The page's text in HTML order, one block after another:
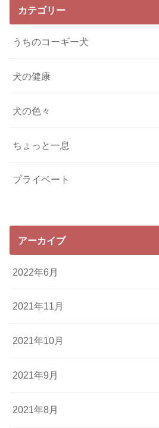
カテゴリー
うちのコーギー犬
犬の健康
犬の色々
ちょっと一息
プライベート
アーカイブ
2022年6月
2021年11月
2021年10月
2021年9月
2021年8月